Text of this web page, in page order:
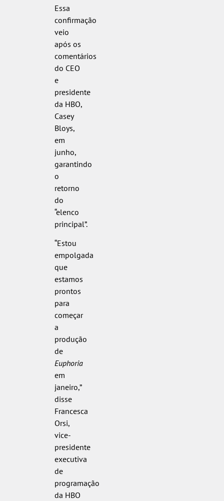
Essa
confirmação
veio
após os
comentários
do CEO
e
presidente
da HBO,
Casey
Bloys,
em
junho,
garantindo
o
retorno
do
“elenco
principal”.
“Estou
empolgada
que
estamos
prontos
para
começar
a
produção
de
Euphoria
em
janeiro,”
disse
Francesca
Orsi,
vice-
presidente
executiva
de
programação
da HBO